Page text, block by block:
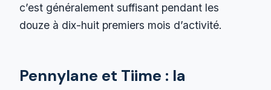
c’est généralement suffisant pendant les
douze à dix-huit premiers mois d’activité.
Pennylane et Tiime : la